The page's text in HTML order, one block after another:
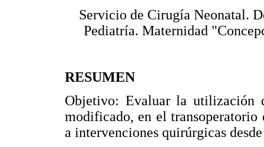
Servicio de Cirugía Neonatal.
Pediatría. Maternidad
RESUMEN
Objetivo: Evaluar la utilización
modificado, en el transoperatorio
a intervenciones quirúrgicas